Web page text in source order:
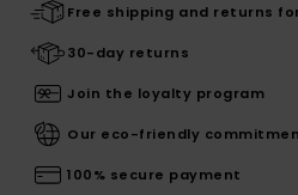
Free shipping and returns
30-day returns
Join the loyalty program
Our eco-friendly
100% secure payment